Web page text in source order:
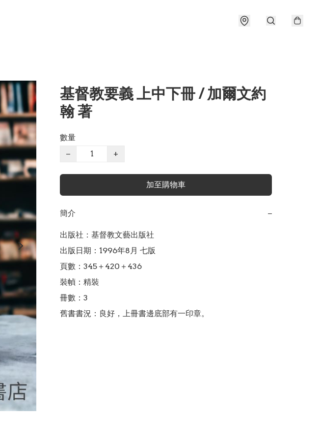
基督教要義 上中下冊 / 加爾文約
翰 著
數量
−
+
加至購物車
簡介 −
出版社：基督教文藝出版社
出版日期：1996年8月 七版
頁數：345＋420＋436
裝幀：精裝
冊數：3
舊書書況：良好，上冊書邊底部有一印章。